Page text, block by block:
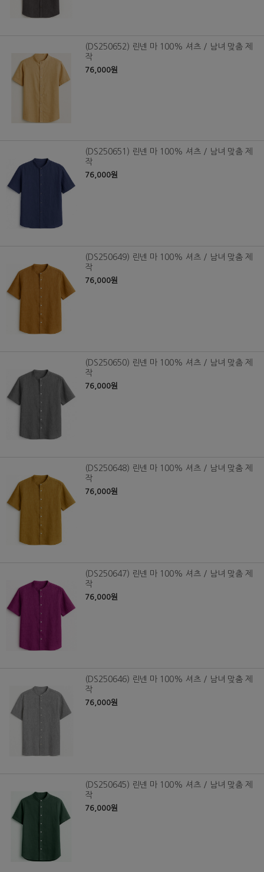
(DS250652) 린넨 마 100% 셔츠 / 남녀 맞춤 제
작
76,000원
(DS250651) 린넨 마 100% 셔츠 / 남녀 맞춤 제
작
76,000원
(DS250649) 린넨 마 100% 셔츠 / 남녀 맞춤 제
작
76,000원
(DS250650) 린넨 마 100% 셔츠 / 남녀 맞춤 제
작
76,000원
(DS250648) 린넨 마 100% 셔츠 / 남녀 맞춤 제
작
76,000원
(DS250647) 린넨 마 100% 셔츠 / 남녀 맞춤 제
작
76,000원
(DS250646) 린넨 마 100% 셔츠 / 남녀 맞춤 제
작
76,000원
(DS250645) 린넨 마 100% 셔츠 / 남녀 맞춤 제
작
76,000원